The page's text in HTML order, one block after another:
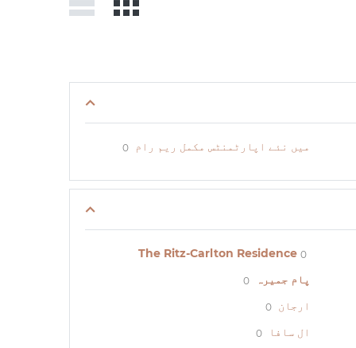
میں نئے اپارٹمنٹس مکمل ریم رام 0
The Ritz-Carlton Residence 0
پام جمیرہ 0
ارجان 0
ال سافا 0